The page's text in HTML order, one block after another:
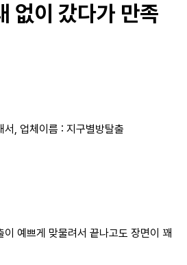
없이 갔다가 만족
, 업체이름 : 지구별방탈출
예쁘게 맞물려서 끝나고도 장면이 꽤